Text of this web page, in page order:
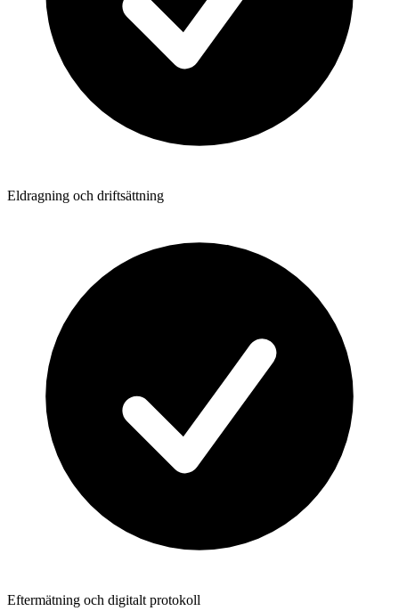
Eldragning och driftsättning
Eftermätning och digitalt protokoll